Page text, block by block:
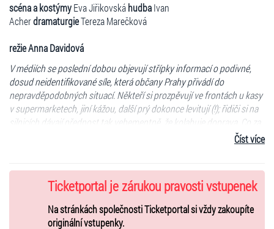
scéna a kostýmyEva JiřikovskáhudbaIvan
AcherdramaturgieTereza Marečková
režie Anna Davidová
V médiích se poslední dobou objevují střípky informací o podivné,
dosud neidentifikované síle, která občany Prahy přivádí do
nepravděpodobných situací. Někteří si prozpěvují ve frontách u kasy
v supermarketech, jiní kážou, další prý dokonce levitují (!); řidiči si na
silnicích dávají přednost tak vehementně, že kolabuje doprava. Co za
tím vším vězí, není zcela jasné. Mnozí tvrdí, že Absolutno. Čeká nás
tedy všeobecné blaho, nebo je to celé podvod? Nevíme, pátrání
Dejvic…
Rozhovor s režisérkou Annou Davidovou před premiérou inscenace:
Číst více
Ticketportal je zárukou pravosti vstupenek
Na stránkách společnosti Ticketportal si vždy zakoupíte
originální vstupenky.